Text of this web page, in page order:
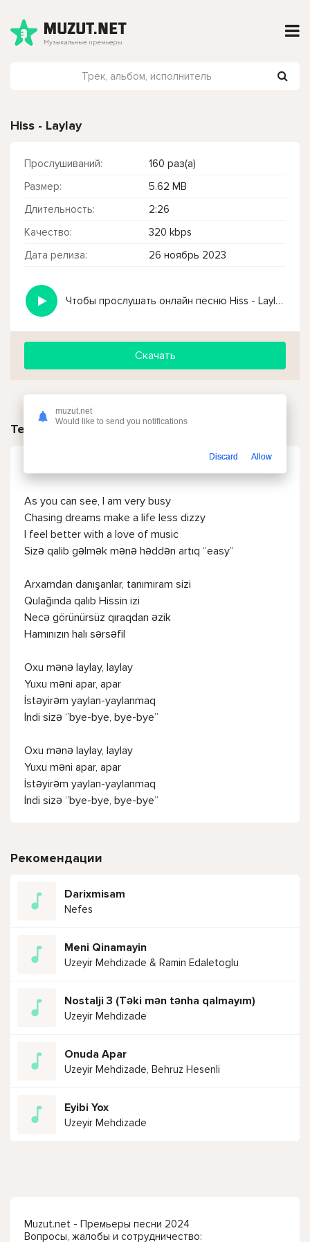
Hiss - Laylay
Прослушиваний:
160 раз(а)
Размер:
5.62 MB
Длительность:
2:26
Качество:
320 kbps
Дата релиза:
26 ноябрь 2023
Чтобы прослушать онлайн песню Hiss - Laylay нажмите на кнопку плей с светом зелений
Скачать
Текст песни
As you can see, I am very busy
Chasing dreams make a life less dizzy
I feel better with a love of music
Sizə qalib gəlmək mənə həddən artıq ‘’easy’’
Arxamdan danışanlar, tanımıram sizi
Qulağında qalıb Hissin izi
Necə görünürsüz qıraqdan əzik
Hamınızın halı sərsəfil
Oxu mənə laylay, laylay
Yuxu məni apar, apar
İstəyirəm yaylan-yaylanmaq
İndi sizə ‘’bye-bye, bye-bye’’
Oxu mənə laylay, laylay
Yuxu məni apar, apar
İstəyirəm yaylan-yaylanmaq
İndi sizə ‘’bye-bye, bye-bye’’
Рекомендации
Darixmisam
Nefes
Meni Qinamayin
Uzeyir Mehdizade & Ramin Edaletoglu
Nostalji 3 (Təki mən tənha qalmayım)
Uzeyir Mehdizade
Onuda Apar
Uzeyir Mehdizade, Behruz Hesenli
Eyibi Yox
Uzeyir Mehdizade
Muzut.net - Премьеры песни 2024
Вопросы, жалобы и сотрудничество:
muzut.net
Would like to send you notifications
Discard Allow